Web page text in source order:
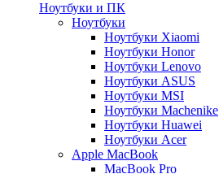
Ноутбуки и ПК
Ноутбуки
Ноутбуки Xiaomi
Ноутбуки Honor
Ноутбуки Lenovo
Ноутбуки ASUS
Ноутбуки MSI
Ноутбуки Machenike
Ноутбуки Huawei
Ноутбуки Acer
Apple MacBook
MacBook Pro